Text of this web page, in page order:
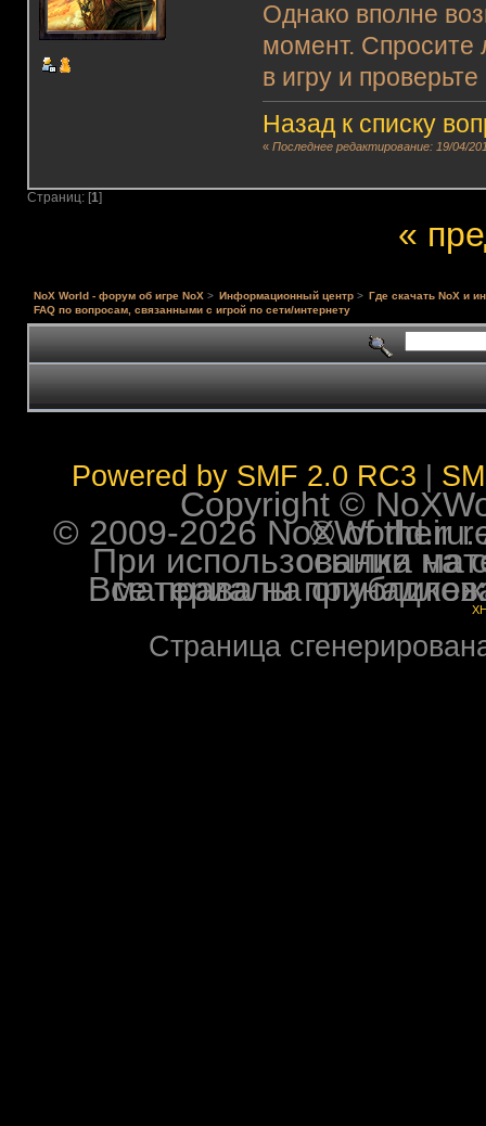
Однако вполне
момент. Спросите
в игру и
Назад к списку
«Последнее редактирование: 19/04/
Страниц: [1]
«
NoX World - форум об игре NoX > Информационный центр > Где скачать NoX и
FAQ по вопросам, связанными с игрой по сети/интернету
Powered by SMF 2.0 RC3
Copyright ©
© 2009-2026 NoXWorld.ru. All
При использовании
Все права на опубликованные на форуме
Страница